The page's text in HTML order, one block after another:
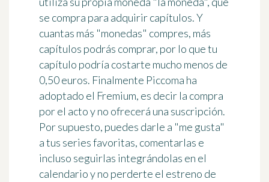
se compra para adquirir capítulos. Y
cuantas más "monedas" compres, más
capítulos podrás comprar, por lo que tu
capítulo podría costarte mucho menos de
0,50 euros. Finalmente Piccoma ha
adoptado el Fremium, es decir la compra
por el actoy no ofrecerá una suscripción.
Por supuesto, puedes darle a "me gusta"
a tus series favoritas, comentarlas e
incluso seguirlas integrándolas en el
calendario y no perderte el estreno de